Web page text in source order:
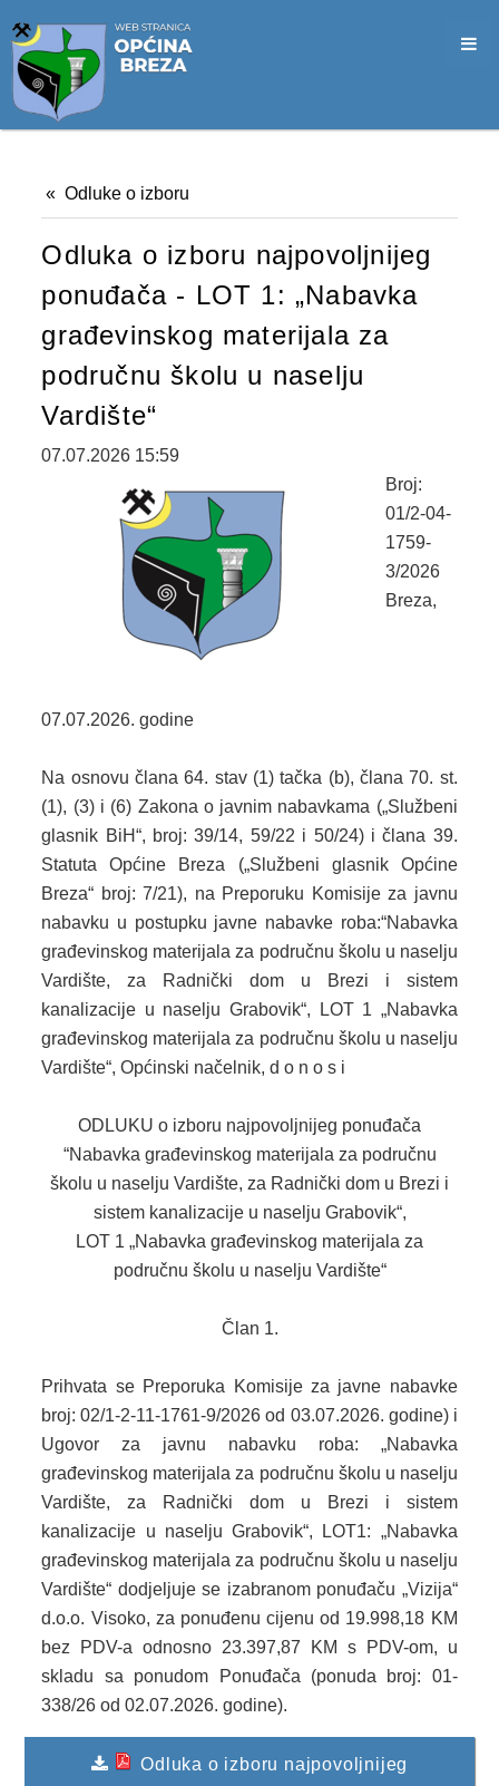
Odluke o izboru
Оdluka o izboru najpovoljnijeg
ponuđača - LOT 1: „Nabavka
građevinskog materijala za
područnu školu u naselju
Vardište“
07.07.2026 15:59
Broj:
01/2-04-
1759-
3/2026
Breza,
07.07.2026. godine
Na osnovu člana 64. stav (1) tačka (b), člana 70. st.
(1), (3) i (6) Zakona o javnim nabavkama („Službeni
glasnik BiH“, broj: 39/14, 59/22 i 50/24) i člana 39.
Statuta Općine Breza („Službeni glasnik Općine
Breza“ broj: 7/21), na Preporuku Komisije za javnu
nabavku u postupku javne nabavke roba:“Nabavka
građevinskog materijala za područnu školu u naselju
Vardište, za Radnički dom u Brezi i sistem
kanalizacije u naselju Grabovik“, LOT 1 „Nabavka
građevinskog materijala za područnu školu u naselju
Vardište“, Općinski načelnik, d o n o s i
ОDLUKU o izboru najpovoljnijeg ponuđača
“Nabavka građevinskog materijala za područnu
školu u naselju Vardište, za Radnički dom u Brezi i
sistem kanalizacije u naselju Grabovik“,
LOT 1 „Nabavka građevinskog materijala za
područnu školu u naselju Vardište“
Član 1.
Prihvata se Preporuka Komisije za javne nabavke
broj: 02/1-2-11-1761-9/2026 od 03.07.2026. godine) i
Ugovor za javnu nabavku roba: „Nabavka
građevinskog materijala za područnu školu u naselju
Vardište, za Radnički dom u Brezi i sistem
kanalizacije u naselju Grabovik“, LOT1: „Nabavka
građevinskog materijala za područnu školu u naselju
Vardište“ dodjeljuje se izabranom ponuđaču „Vizija“
d.o.o. Visoko, za ponuđenu cijenu od 19.998,18 KM
bez PDV-a odnosno 23.397,87 KM s PDV-om, u
skladu sa ponudom Ponuđača (ponuda broj: 01-
338/26 od 02.07.2026. godine).
Odluka o izboru najpovoljnijeg
OPĆINSKO VIJEĆE
VIJEĆNICI
ZAPISNICI
DOKUMENTI
SLUŽBENI GLASNICI
2026. GODINA
2025. GODINA
2024. GODINA
2023. GODINA
2022. GODINA
2021. GODINA
2018. GODINA
2017. GODINA
2016. GODINA
2015. GODINA
2014. GODINA
2013. GODINA
ELEKTRONSKI OBRASCI
OPĆINSKI DOKUMENTI
SLUŽBA ZA PROSTORNO UREĐENJE
SLUŽBA ZA PRIVREDU
OGLASNA PLOČA
KONKURSI
OBAVJEŠTENJA
OGLASI
JAVNI POZIVI